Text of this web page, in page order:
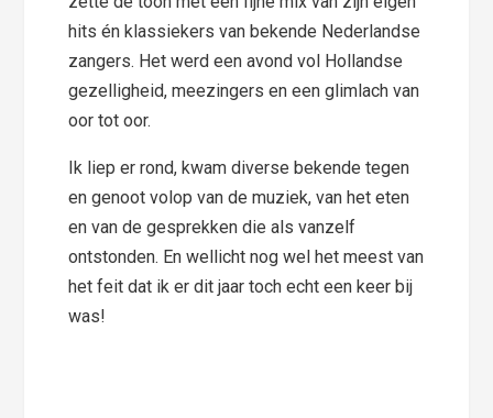
hits én klassiekers van bekende Nederlandse
zangers. Het werd een avond vol Hollandse
gezelligheid, meezingers en een glimlach van
oor tot oor.
Ik liep er rond, kwam diverse bekende tegen
en genoot volop van de muziek, van het eten
en van de gesprekken die als vanzelf
ontstonden. En wellicht nog wel het meest van
het feit dat ik er dit jaar toch echt een keer bij
was!